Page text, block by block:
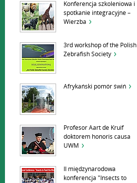
Konferencja szkoleniowa i
spotkanie integracyjne –
Wierzba
3rd workshop of the Polish
Zebrafish Society
Afrykański pomór świń
Profesor Aart de Kruif
doktorem honoris causa
UWM
II międzynarodowa
konferencja "Insects to